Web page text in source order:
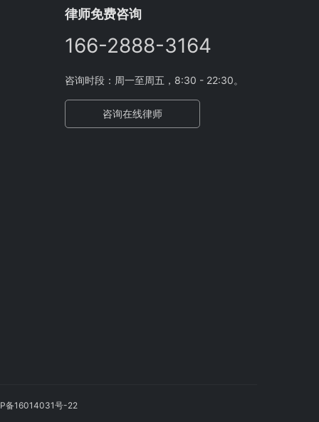
律师免费咨询
166-2888-3164
咨询时段：周一至周五，8:30 - 22:30。
咨询在线律师
备16014031号-22